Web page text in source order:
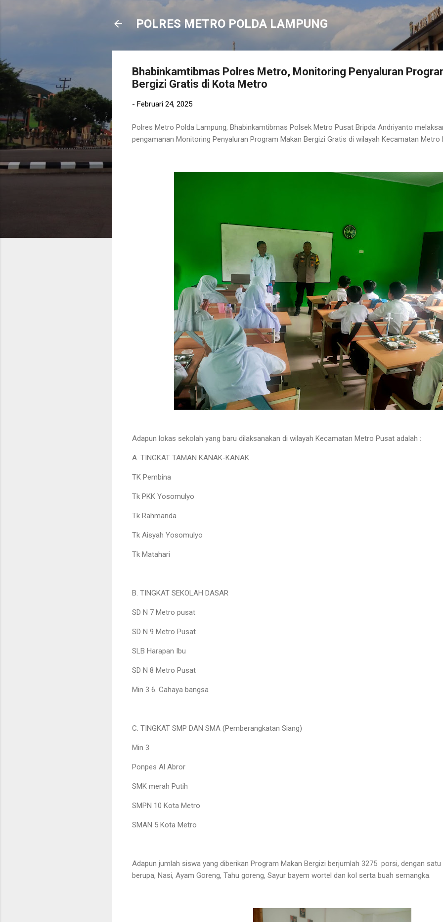
Langsung ke konten utama
POLRES METRO POLDA LAMPUNG
Bhabinkamtibmas Polres Metro, Monitoring Penyaluran
Bergizi Gratis di Kota Metro
- Februari 24, 2025
Polres Metro Polda Lampung, Bhabinkamtibmas Polsek Metro Pusat Bripda Andriyanto
pengamanan Monitoring Penyaluran Program Makan Bergizi Gratis di wilayah Kecamatan Metro
Adapun lokas sekolah yang baru dilaksanakan di wilayah Kecamatan Metro Pusat adalah :
A. TINGKAT TAMAN KANAK-KANAK
TK Pembina
Tk PKK Yosomulyo
Tk Rahmanda
Tk Aisyah Yosomulyo
Tk Matahari
B. TINGKAT SEKOLAH DASAR
SD N 7 Metro pusat
SD N 9 Metro Pusat
SLB Harapan Ibu
SD N 8 Metro Pusat
Min 3 6. Cahaya bangsa
C. TINGKAT SMP DAN SMA (Pemberangkatan Siang)
Min 3
Ponpes Al Abror
SMK merah Putih
SMPN 10 Kota Metro
SMAN 5 Kota Metro
Adapun jumlah siswa yang diberikan Program Makan Bergizi berjumlah 3275 porsi, dengan
berupa, Nasi, Ayam Goreng, Tahu goreng, Sayur bayem wortel dan kol serta buah semangka.